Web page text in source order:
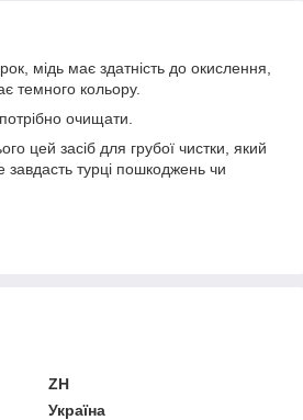
мідь має здатність до окислення,
темного кольору.
очищати.
цей засіб для грубої чистки, який
завдасть турці пошкоджень чи
ZH
Україна